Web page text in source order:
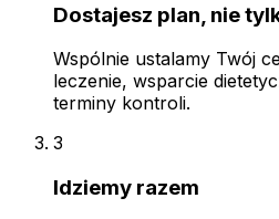
Dostajesz plan, nie
Wspólnie ustalamy Twój
leczenie, wsparcie
terminy kontroli.
3
Idziemy razem